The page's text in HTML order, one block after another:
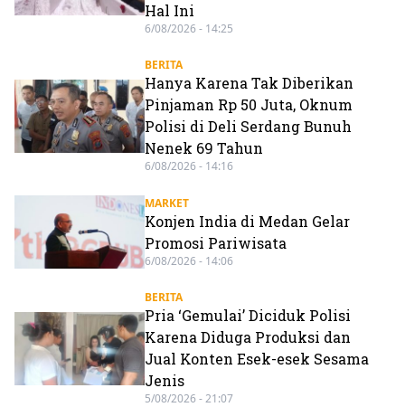
Hal Ini
6/08/2026 - 14:25
BERITA
Hanya Karena Tak Diberikan
Pinjaman Rp 50 Juta, Oknum
Polisi di Deli Serdang Bunuh
Nenek 69 Tahun
6/08/2026 - 14:16
MARKET
Konjen India di Medan Gelar
Promosi Pariwisata
6/08/2026 - 14:06
BERITA
Pria ‘Gemulai’ Diciduk Polisi
Karena Diduga Produksi dan
Jual Konten Esek-esek Sesama
Jenis
5/08/2026 - 21:07